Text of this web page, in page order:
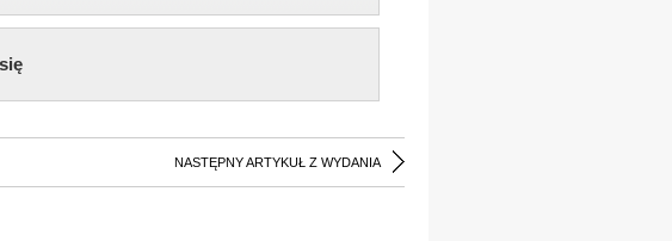
NASTĘPNY ARTYKUŁ Z WYDANIA